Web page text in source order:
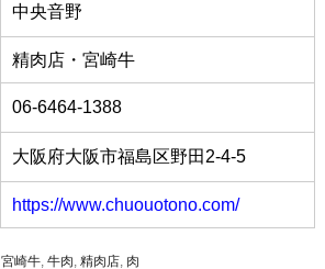
中央音野
精肉店・宮崎牛
06-6464-1388
大阪府大阪市福島区野田2-4-5
https://www.chuouotono.com/
宮崎牛, 牛肉 精肉店, 肉